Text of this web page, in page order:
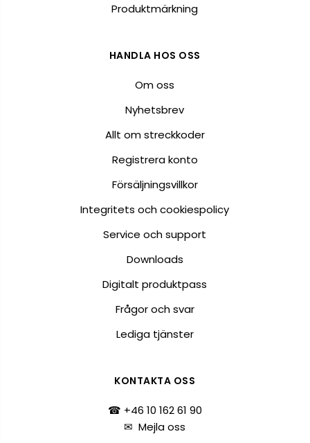
Produktmärkning
HANDLA HOS OSS
Om oss
Nyhetsbrev
Allt om streckkoder
Registrera konto
Försäljningsvillkor
Integritets och cookiespolicy
Service och support
Downloads
Digitalt produktpass
Frågor och svar
Lediga tjänster
KONTAKTA OSS
☎ +46 10 162 61 90
✉Mejla oss